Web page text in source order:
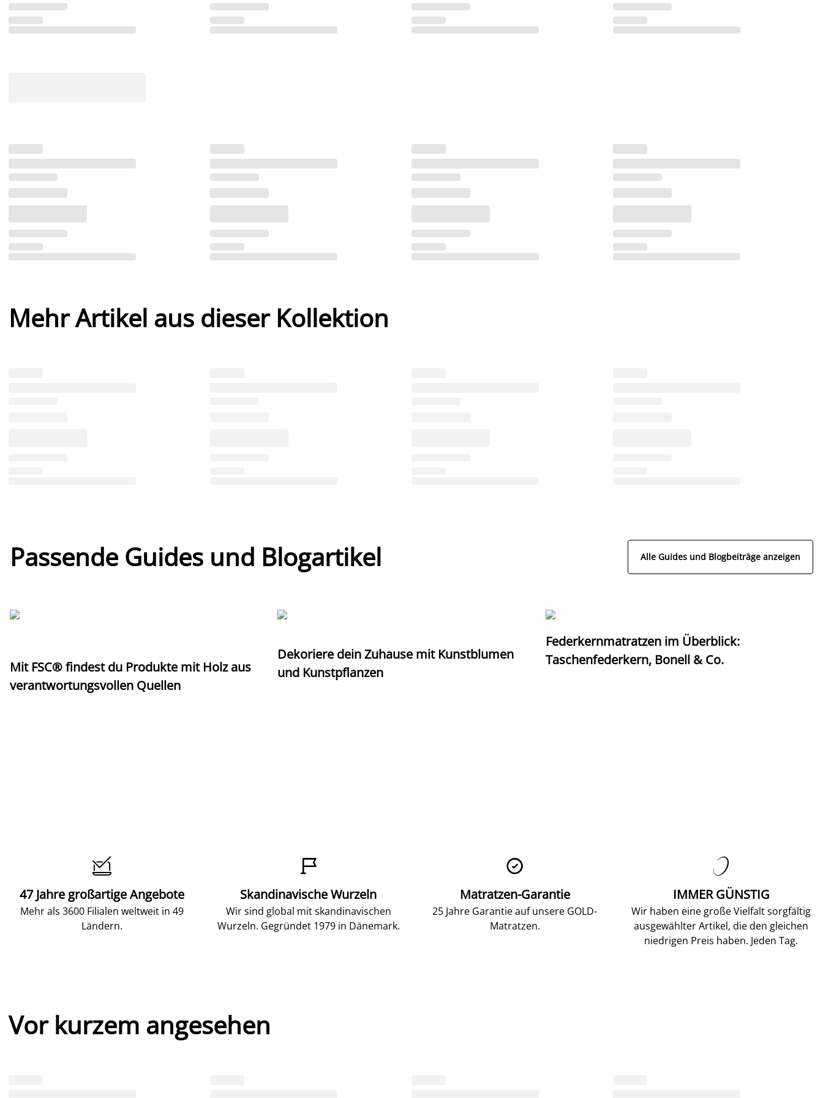
Mehr Artikel aus dieser Kollektion
Passende Guides und Blogartikel Alle Guides und Blogbeiträge anzeigen
Mit FSC® findest du Produkte mit Holz aus
verantwortungsvollen Quellen
Dekoriere dein Zuhause mit Kunstblumen
und Kunstpflanzen
Federkernmatratzen im Überblick:
Taschenfederkern, Bonell & Co.

47 Jahre großartige Angebote
Mehr als 3600 Filialen weltweit in 49
Ländern.

Skandinavische Wurzeln
Wir sind global mit skandinavischen
Wurzeln. Gegründet 1979 in Dänemark.

Matratzen-Garantie
25 Jahre Garantie auf unsere GOLD-
Matratzen.

IMMER GÜNSTIG
Wir haben eine große Vielfalt sorgfältig
ausgewählter Artikel, die den gleichen
niedrigen Preis haben. Jeden Tag.
Vor kurzem angesehen